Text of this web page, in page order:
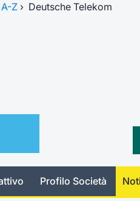
Z › Deutsche Telekom
Profilo Società